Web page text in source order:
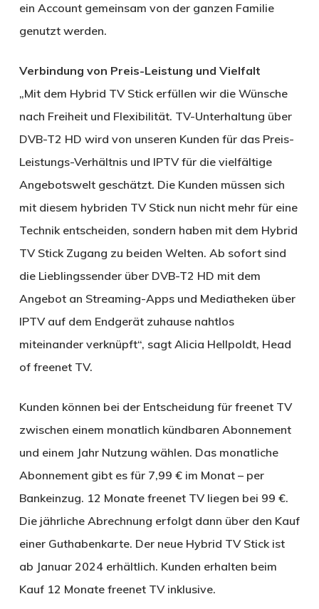
ein Account gemeinsam von der ganzen Familie
genutzt werden.
Verbindung von Preis-Leistung und Vielfalt
„Mit dem Hybrid TV Stick erfüllen wir die Wünsche
nach Freiheit und Flexibilität. TV-Unterhaltung über
DVB-T2 HD wird von unseren Kunden für das Preis-
Leistungs-Verhältnis und IPTV für die vielfältige
Angebotswelt geschätzt. Die Kunden müssen sich
mit diesem hybriden TV Stick nun nicht mehr für eine
Technik entscheiden, sondern haben mit dem Hybrid
TV Stick Zugang zu beiden Welten. Ab sofort sind
die Lieblingssender über DVB-T2 HD mit dem
Angebot an Streaming-Apps und Mediatheken über
IPTV auf dem Endgerät zuhause nahtlos
miteinander verknüpft“, sagt Alicia Hellpoldt, Head
of freenet TV.
Kunden können bei der Entscheidung für freenet TV
zwischen einem monatlich kündbaren Abonnement
und einem Jahr Nutzung wählen. Das monatliche
Abonnement gibt es für 7,99 € im Monat – per
Bankeinzug. 12 Monate freenet TV liegen bei 99 €.
Die jährliche Abrechnung erfolgt dann über den Kauf
einer Guthabenkarte. Der neue Hybrid TV Stick ist
ab Januar 2024 erhältlich. Kunden erhalten beim
Kauf 12 Monate freenet TV inklusive.